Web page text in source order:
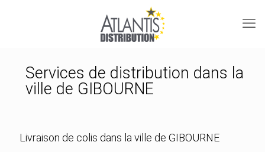
Services de distribution dans la
ville de GIBOURNE
Livraison de colis dans la ville de GIBOURNE